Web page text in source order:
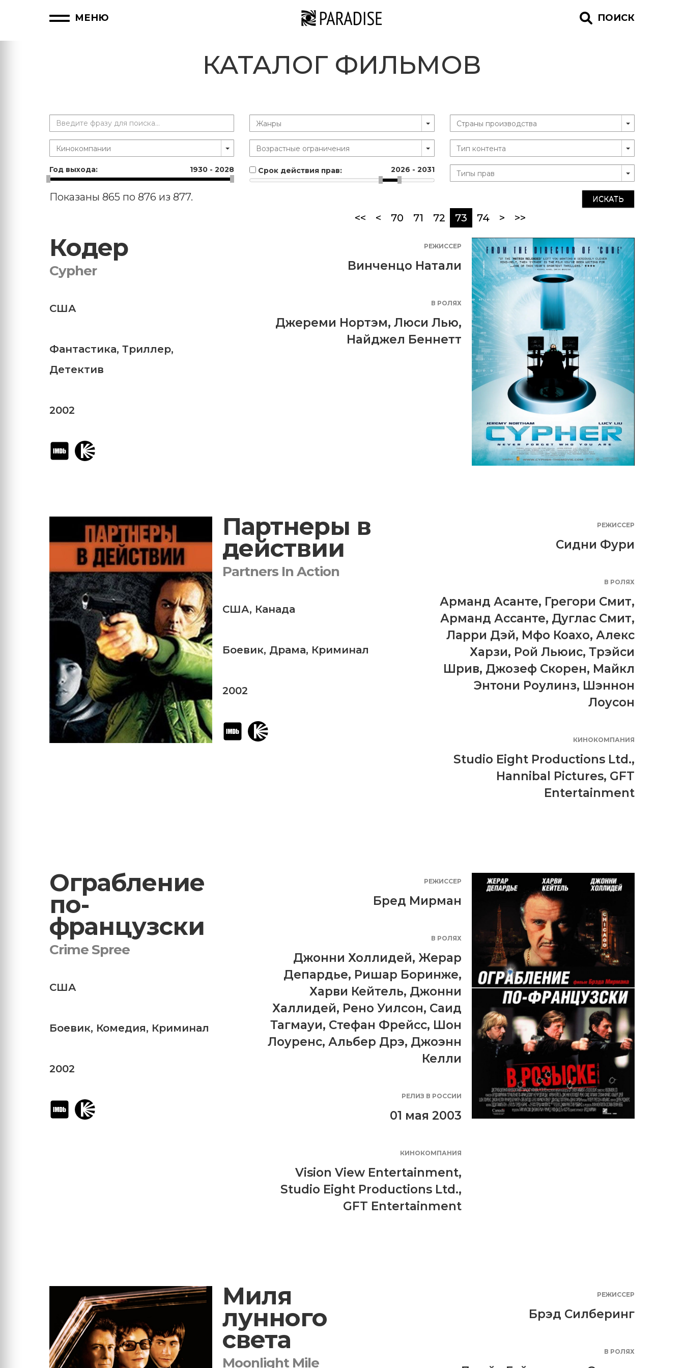
МЕНЮ ПОИСК
КАТАЛОГ ФИЛЬМОВ
Год выхода: 1930 -2028 Срок действия прав: 2026 - 2031
ИСКАТЬ
Показаны 865 по 876 из 877.
<<
< 70 71 72 73 (current)
74 > >>
Кодер
Cypher
США
Фантастика, Триллер,
Детектив
2002
РЕЖИССЕР
Винченцо Натали
В РОЛЯХ
Джереми Нортэм, Люси Лью,
Найджел Беннетт
Партнеры в
действии
Partners In Action
США, Канада
Боевик, Драма, Криминал
2002
РЕЖИССЕР
Сидни Фури
В РОЛЯХ
Арманд Асанте, Грегори Смит,
Арманд Ассанте, Дуглас Смит,
Ларри Дэй, Мфо Коахо, Алекс
Харзи, Рой Льюис, Трэйси
Шрив, Джозеф Скорен, Майкл
Энтони Роулинз, Шэннон
Лоусон
КИНОКОМПАНИЯ
Studio Eight Productions Ltd.,
Hannibal Pictures, GFT
Entertainment
Ограбление
по-
французски
Crime Spree
США
Боевик, Комедия, Криминал
2002
РЕЖИССЕР
Бред Мирман
В РОЛЯХ
Джонни Холлидей, Жерар
Депардье, Ришар Боринже,
Харви Кейтель, Джонни
Халлидей, Рено Уилсон, Саид
Тагмауи, Стефан Фрейсс, Шон
Лоуренс, Альбер Дрэ, Джоэнн
Келли
РЕЛИЗ В РОССИИ
01 мая 2003
КИНОКОМПАНИЯ
Vision View Entertainment,
Studio Eight Productions Ltd.,
GFT Entertainment
Миля
лунного
света
Moonlight Mile
РЕЖИССЕР
Брэд Силберинг
В РОЛЯХ